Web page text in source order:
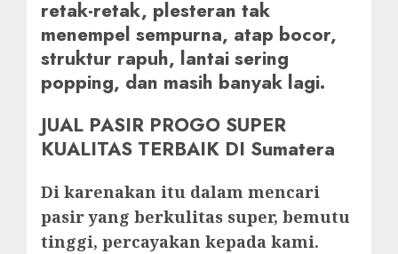
retak-retak, plesteran tak
menempel sempurna, atap bocor,
struktur rapuh, lantai sering
popping, dan masih banyak lagi.
JUAL PASIR PROGO SUPER
KUALITAS TERBAIK DI Sumatera
Di karenakan itu dalam mencari
pasir yang berkulitas super, bemutu
tinggi, percayakan kepada kami.